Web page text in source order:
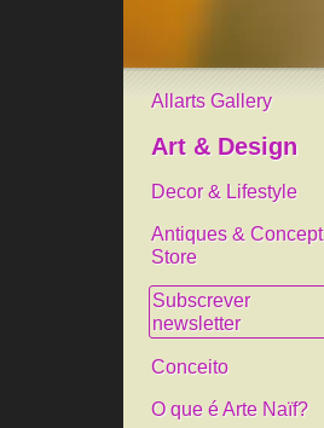
Allarts Gallery
Art & Design
Decor & Lifestyle
Antiques & Concept
Store
Subscrever
newsletter
Conceito
O que é Arte Naïf?